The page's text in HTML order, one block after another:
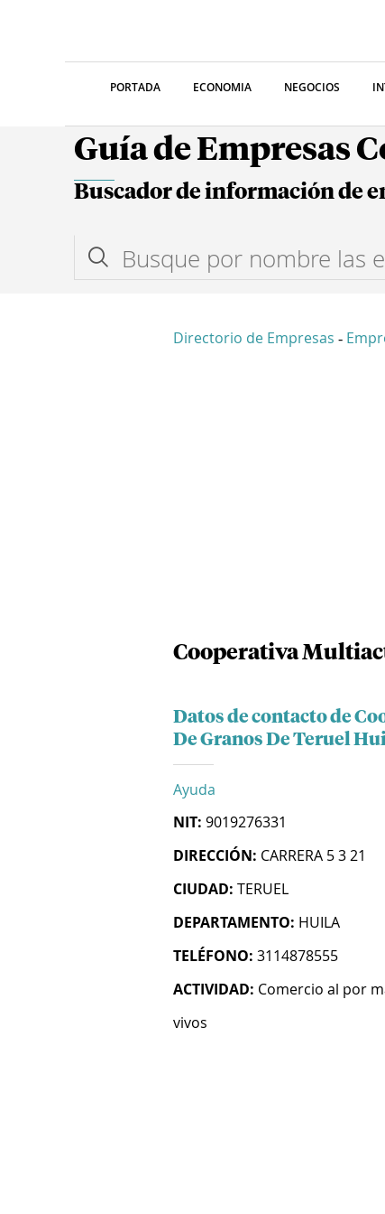
PORTADA ECONOMIA NEGOCIOS
Guía de Empresas
Buscador de información de
Directorio de Empresas -
Cooperativa
Datos de contacto de
De Granos De Teruel
Ayuda
NIT: 9019276331
DIRECCIÓN: CARRERA 5 3 21
CIUDAD: TERUEL
DEPARTAMENTO: HUILA
TELÉFONO: 3114878555
ACTIVIDAD: Comercio al por
vivos